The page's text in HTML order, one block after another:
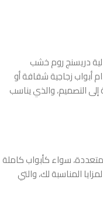
دريسنج روم خشب
أبواب زجاجية شفافة أو
التصميم، والذي يناسب
سواء كأبواب كاملة
المناسبة لك، والتي